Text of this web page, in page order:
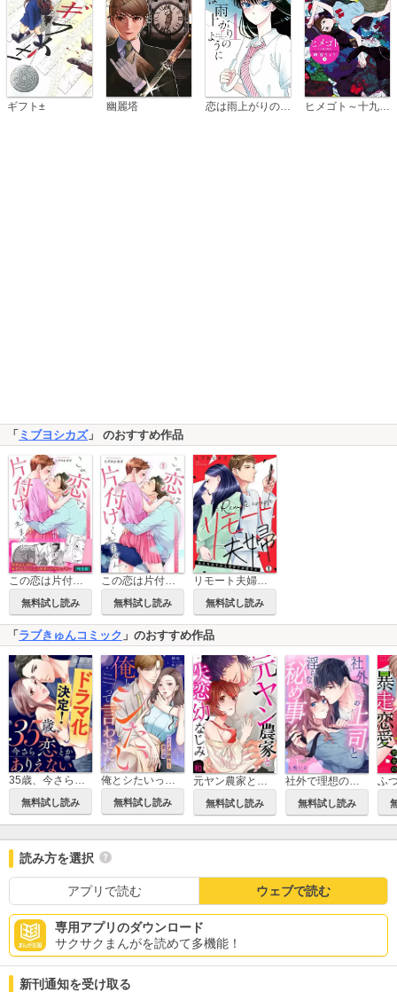
ギフト± 幽麗塔
「 ミブヨシカズ」 のおすすめ作品
無料試し読み 無料試し読み 無料試し読み
「ラブきゅんコミック 」のおすすめ作品
35歳、今さら恋とかありえない【全年齢版】
無料試し読み
俺とシたいって言わせたい～バツイチ同級生と貪る夜～【全年齢版】
無料試し読み
元ヤン農家と失恋幼なじみ【全年齢版・タテヨミ】
無料試し読み
社外で理想の上司と淫らな秘め事【全年齢版】
無料試し読み
読み方を選択
アプリで読む ウェブで読む
専用アプリのダウンロード
サクサクまんがを読めて多機能！
新刊通知を受け取る